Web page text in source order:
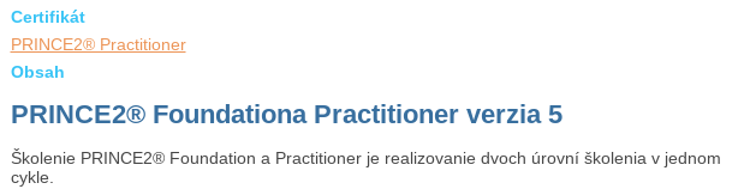
Certifikát
PRINCE2® Practitioner
Obsah
PRINCE2® Foundationa Practitioner verzia 5
Školenie PRINCE2® Foundation a Practitioner je realizovanie dvoch úrovní školenia v jednom
cykle.